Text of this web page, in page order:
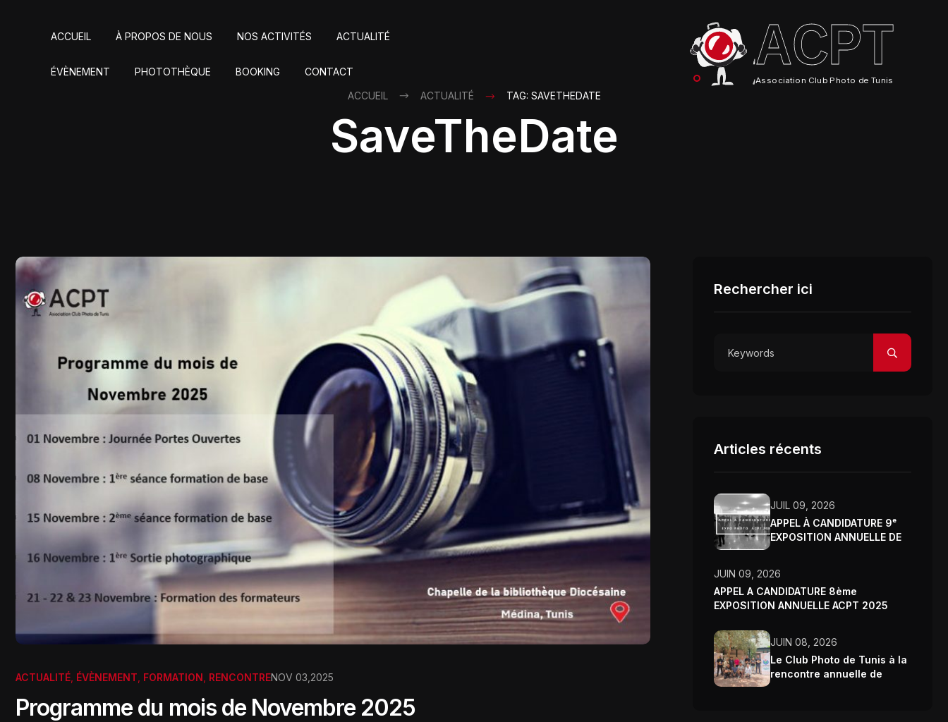
ACCUEIL À PROPOS DE NOUS NOS ACTIVITÉS ACTUALITÉ
ÉVÈNEMENT PHOTOTHÈQUE BOOKING CONTACT ACPT
Association Club Photo de Tunis
ACCUEIL ACTUALITÉ TAG: SAVETHEDATE
SaveTheDate
ACTUALITÉ ÉVÈNEMENT FORMATION RENCONTRENOV 03,2025
Programme du mois de Novembre 2025
Rechercher ici
Articles récents
JUIL 09, 2026
APPEL À CANDIDATURE 9ᵉ
EXPOSITION ANNUELLE DE
JUIN 09, 2026
APPEL A CANDIDATURE 8ème
EXPOSITION ANNUELLE ACPT 2025
JUIN 08, 2026
Le Club Photo de Tunis à la
rencontre annuelle de